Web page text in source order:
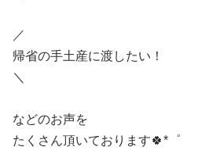
／
帰省の手土産に渡したい！
＼
などのお声を
たくさん頂いております🍀*゜